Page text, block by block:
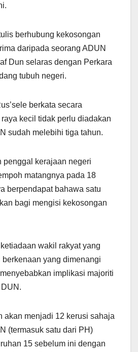
berhubung kekosongan
daripada seorang ADUN
Dun selaras dengan Perkara
tubuh negeri.
berkata secara
kecil tidak perlu diadakan
sudah melebihi tiga tahun.
penggal kerajaan negeri
matangnya pada 18
berpendapat bahawa satu
bagi mengisi kekosongan
wakil rakyat yang
berkenaan yang dimenangi
implikasi majoriti
akan menjadi 12 kerusi sahaja
(termasuk satu dari PH)
15 sebelum ini dengan